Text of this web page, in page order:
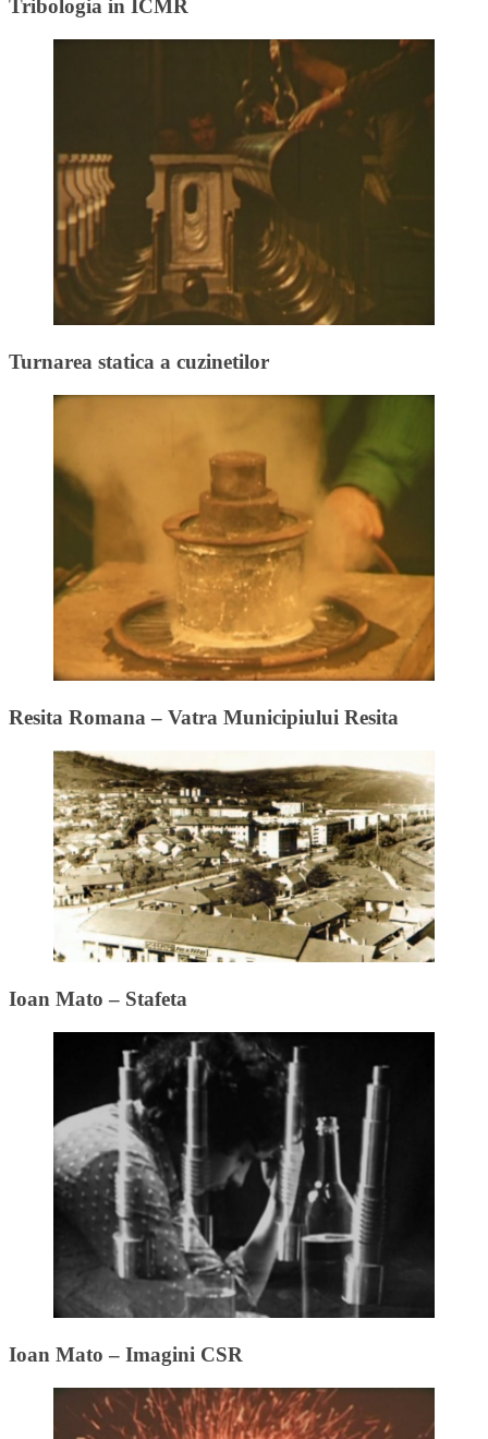
Tribologia in ICMR
Turnarea statica a cuzinetilor
Resita Romana – Vatra Municipiului Resita
Ioan Mato – Stafeta
Ioan Mato – Imagini CSR